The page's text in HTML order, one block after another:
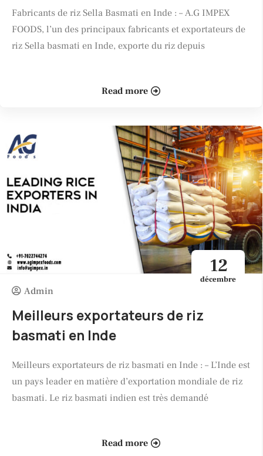
Fabricants de riz Sella Basmati en Inde : – A.G IMPEX
FOODS, l’un des principaux fabricants et exportateurs de
riz Sella basmati en Inde, exporte du riz depuis
Read more
12
décembre
Admin
Meilleurs exportateurs de riz
basmati en Inde
Meilleurs exportateurs de riz basmati en Inde : – L’Inde est
un pays leader en matière d’exportation mondiale de riz
basmati. Le riz basmati indien est très demandé
Read more